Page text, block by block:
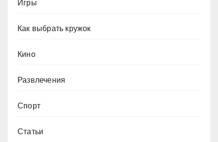
Игры
Как выбрать кружок
Кино
Развлечения
Спорт
Статьи